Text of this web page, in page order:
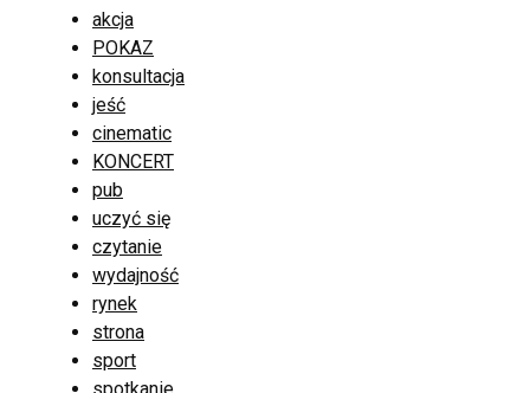
akcja
POKAZ
konsultacja
jeść
cinematic
KONCERT
pub
uczyć się
czytanie
wydajność
rynek
strona
sport
spotkanie